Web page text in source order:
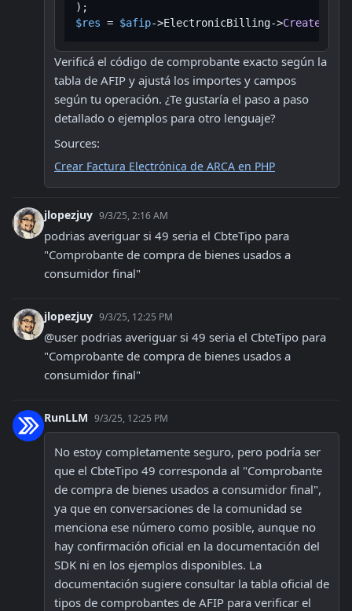
$res = $afip->ElectronicBilling->
Verificá el código de comprobante exacto según la
tabla de AFIP y ajustá los importes y campos
según tu operación. ¿Te gustaría el paso a paso
detallado o ejemplos para otro lenguaje?
Sources:
Crear Factura Electrónica de ARCA en PHP
jlopezjuy 9/3/25, 2:16 AM
podrias averiguar si 49 seria el CbteTipo para
"Comprobante de compra de bienes usados a
consumidor final"
jlopezjuy 9/3/25, 12:25 PM
@user podrias averiguar si 49 seria el CbteTipo para
"Comprobante de compra de bienes usados a
consumidor final"
RunLLM 9/3/25, 12:25 PM
No estoy completamente seguro, pero podría ser
que el CbteTipo 49 corresponda al "Comprobante
de compra de bienes usados a consumidor final",
ya que en conversaciones de la comunidad se
menciona ese número como posible, aunque no
hay confirmación oficial en la documentación del
SDK ni en los ejemplos disponibles. La
documentación sugiere consultar la tabla oficial de
tipos de comprobantes de AFIP para verificar el